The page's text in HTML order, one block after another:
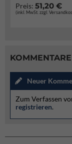
Preis: 51,20 €
(inkl. MwSt. zzgl.
KOMMENTARE
Neuer
Zum Verfassen
registrieren.